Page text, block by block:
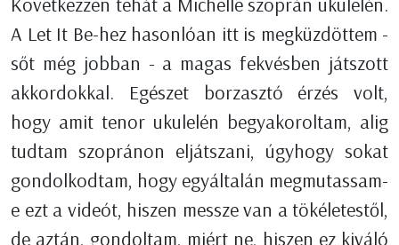
A Let It Be-hez hasonlóan itt is megküzdöttem -
sőt még jobban - a magas fekvésben játszott
akkordokkal. Egészet borzasztó érzés volt,
hogy amit tenor ukulelén begyakoroltam, alig
tudtam szopránon eljátszani, úgyhogy sokat
gondolkodtam, hogy egyáltalán megmutassam-
e ezt a videót, hiszen messze van a tökéletestől,
de aztán, gondoltam, miért ne, hiszen ez kiváló